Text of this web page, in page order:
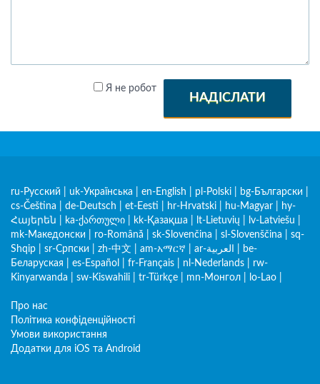
Я не робот
НАДІСЛАТИ
ru-Русский uk-Українська en-English pl-Polski bg-Български
cs-Čeština
de-Deutsch et-Eesti hr-Hrvatski hu-Magyar
hy-
Հայերեն
ka-ქართული kk-Қазақша lt-Lietuvių lv-Latviešu
mk-Македонски
ro-Română sk-Slovenčina sl-Slovenščina
sq-
Shqip
sr-Српски zh-中文 am-አማርኛ ar-العربية
be-
Беларуская
es-Español fr-Français nl-Nederlands
rw-
Kinyarwanda
sw-Kiswahili tr-Türkçe mn-Монгол lo-Lao
Про нас
Політика конфіденційності
Умови використання
Додатки для iOS та Android